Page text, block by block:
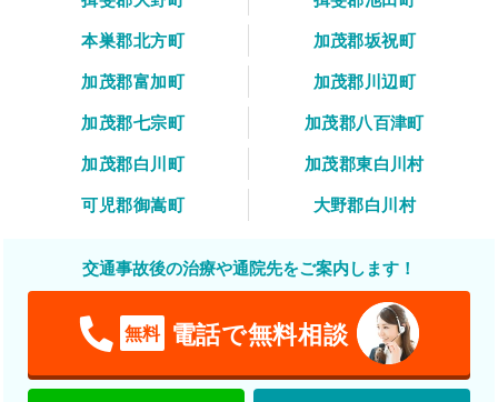
本巣郡北方町
加茂郡坂祝町
加茂郡富加町
加茂郡川辺町
加茂郡七宗町
加茂郡八百津町
加茂郡白川町
加茂郡東白川村
可児郡御嵩町
大野郡白川村
交通事故後の治療や通院先をご案内します！
無料 電話で無料相談